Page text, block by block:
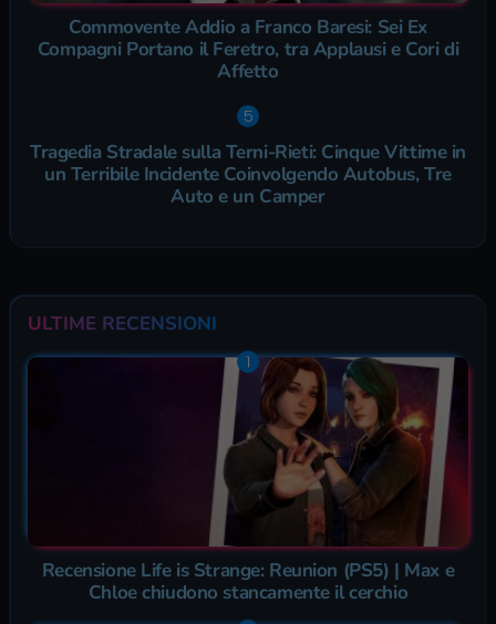
Commovente Addio a Franco Baresi: Sei Ex
Compagni Portano il Feretro, tra Applausi e Cori di
Affetto
Tragedia Stradale sulla Terni-Rieti: Cinque Vittime in
un Terribile Incidente Coinvolgendo Autobus, Tre
Auto e un Camper
ULTIME RECENSIONI
Recensione Life is Strange: Reunion (PS5) | Max e
Chloe chiudono stancamente il cerchio